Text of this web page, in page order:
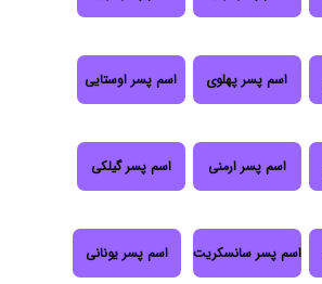
اسم پسر پهلوی اسم پسر اوستایی
اسم پسر ارمنی اسم پسر گیلکی
اسم پسر سانسکریت اسم پسر یونانی